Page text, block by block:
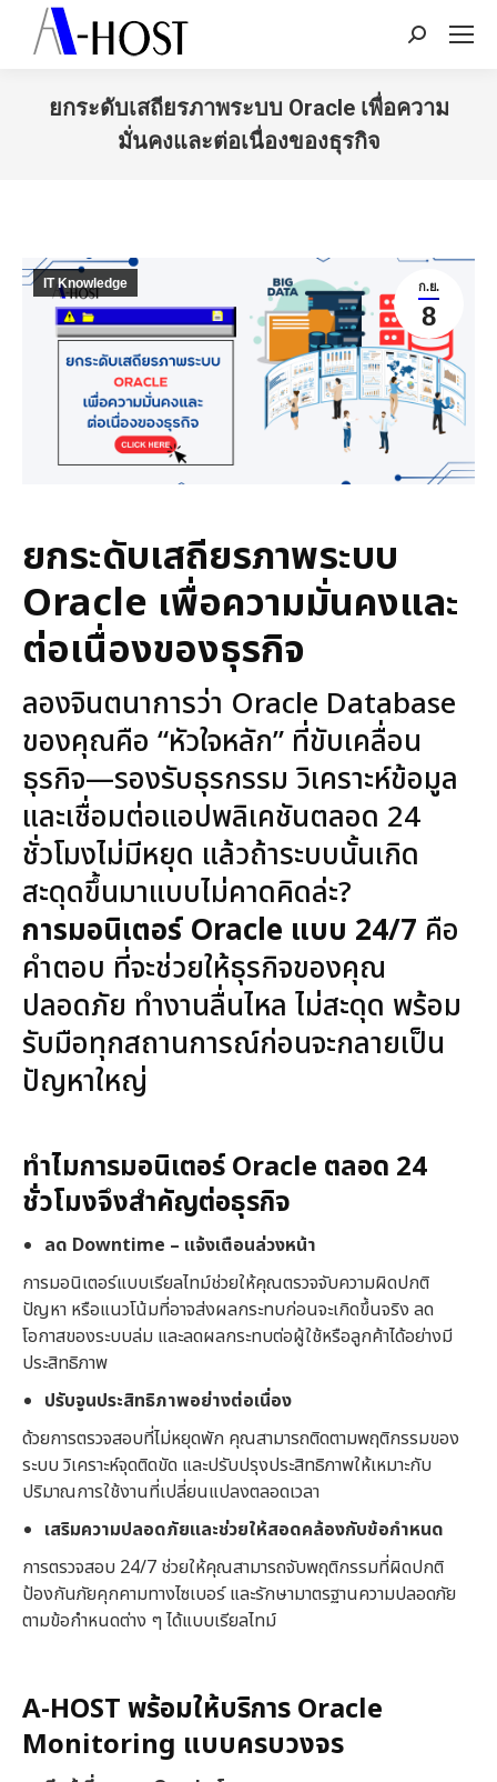
Search:
ยกระดับเสถียรภาพระบบ Oracle เพื่อความ
มั่นคงและต่อเนื่องของธุรกิจ
ก.ย.
8
IT Knowledge
ยกระดับเสถียรภาพระบบ
Oracle เพื่อความมั่นคงและ
ต่อเนื่องของธุรกิจ
ลองจินตนาการว่า Oracle Database
ของคุณคือ “หัวใจหลัก” ที่ขับเคลื่อน
ธุรกิจ—รองรับธุรกรรม วิเคราะห์ข้อมูล
และเชื่อมต่อแอปพลิเคชันตลอด 24
ชั่วโมงไม่มีหยุด แล้วถ้าระบบนั้นเกิด
สะดุดขึ้นมาแบบไม่คาดคิดล่ะ?
การมอนิเตอร์ Oracle แบบ 24/7 คือ
คำตอบ ที่จะช่วยให้ธุรกิจของคุณ
ปลอดภัย ทำงานลื่นไหล ไม่สะดุด พร้อม
รับมือทุกสถานการณ์ก่อนจะกลายเป็น
ปัญหาใหญ่
ทำไมการมอนิเตอร์ Oracle ตลอด 24
ชั่วโมงจึงสำคัญต่อธุรกิจ
ลด Downtime – แจ้งเตือนล่วงหน้า
การมอนิเตอร์แบบเรียลไทม์ช่วยให้คุณตรวจจับความผิดปกติ
ปัญหา หรือแนวโน้มที่อาจส่งผลกระทบก่อนจะเกิดขึ้นจริง ลด
โอกาสของระบบล่ม และลดผลกระทบต่อผู้ใช้หรือลูกค้าได้อย่างมี
ประสิทธิภาพ
ปรับจูนประสิทธิภาพอย่างต่อเนื่อง
ด้วยการตรวจสอบที่ไม่หยุดพัก คุณสามารถติดตามพฤติกรรมของ
ระบบ วิเคราะห์จุดติดขัด และปรับปรุงประสิทธิภาพให้เหมาะกับ
ปริมาณการใช้งานที่เปลี่ยนแปลงตลอดเวลา
เสริมความปลอดภัยและช่วยให้สอดคล้องกับข้อกำหนด
การตรวจสอบ 24/7 ช่วยให้คุณสามารถจับพฤติกรรมที่ผิดปกติ
ป้องกันภัยคุกคามทางไซเบอร์ และรักษามาตรฐานความปลอดภัย
ตามข้อกำหนดต่าง ๆ ได้แบบเรียลไทม์
A-HOSTพร้อมให้บริการ Oracle
Monitoring แบบครบวงจร